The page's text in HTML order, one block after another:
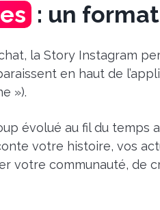
: un
la Story Instagram
en haut de
»).
évolué au fil du temps
votre histoire, vos
votre communauté, de